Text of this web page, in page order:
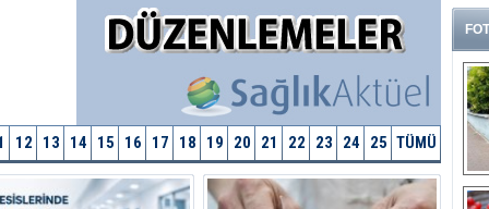
12 13 14 15 16 17 18 19 20 21 22 23 24 25 TÜMÜ